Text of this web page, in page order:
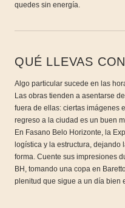
quedes sin energía.
QUÉ LLEVAS
Algo particular sucede en las
Las obras tienden a asentarse
fuera de ellas: ciertas imágenes
regreso a la ciudad es un buen
En Fasano Belo Horizonte, la
logística y la estructura,
forma. Cuente sus impresiones
BH, tomando una copa en
plenitud que sigue a un día bien